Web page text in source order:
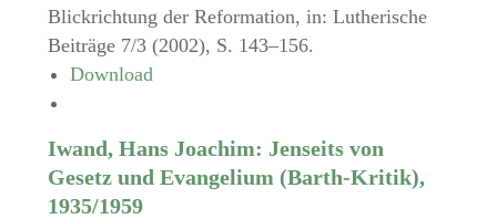
Blickrichtung der Reformation, in: Lutherische
Beiträge 7/3 (2002), S. 143–156.
Download
Iwand, Hans Joachim: Jenseits von
Gesetz und Evangelium (Barth-Kritik),
1935/1959